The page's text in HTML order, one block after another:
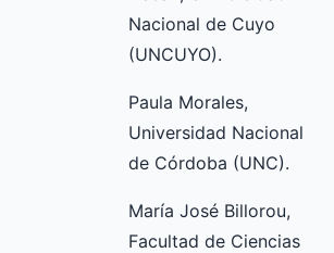
Nacional de Cuyo
(UNCUYO).
Paula Morales,
Universidad Nacional
de Córdoba (UNC).
María José Billorou,
Facultad de Ciencias